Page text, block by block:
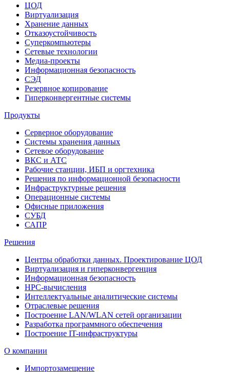
ЦОД
Виртуализация
Хранение данных
Отказоустойчивость
Суперкомпьютеры
Сетевые технологии
Медиа-проекты
Информационная безопасность
СЭД
Резервное копирование
Гиперконвергентные системы
Продукты
Серверное оборудование
Системы хранения данных
Сетевое оборудование
ВКС и АТС
Рабочие станции, ИБП и оргтехника
Решения по информационной безопасности
Инфраструктурные решения
Операционные системы
Офисные приложения
СУБД
САПР
Решения
Центры обработки данных. Проектирование ЦОД
Виртуализация и гиперконвергенция
Информационная безопасность
HPC-вычисления
Интеллектуальные аналитические системы
Отраслевые решения
Построение LAN/WLAN сетей организации
Разработка программного обеспечения
Построение IT-инфраструктуры
О компании
Импортозамещение